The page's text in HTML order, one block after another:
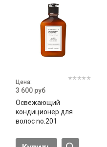
Цена:
3 600 руб
Освежающий
кондиционер для
волос no.201